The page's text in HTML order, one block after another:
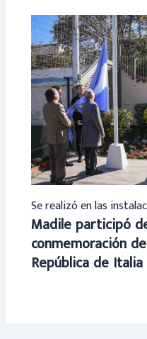
Se realizó en las
Madile participó
conmemoración
República de Italia